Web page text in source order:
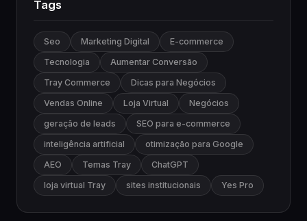
Tags
Seo Marketing Digital
E-commerce
Tecnologia
Aumentar Conversão
Tray Commerce
Dicas para Negócios
Vendas Online
Loja Virtual
Negócios
geração de leads
SEO para e-commerce
inteligência artificial
otimização para Google
AEO
Temas Tray
ChatGPT
loja virtual Tray
sites institucionais Yes Pro